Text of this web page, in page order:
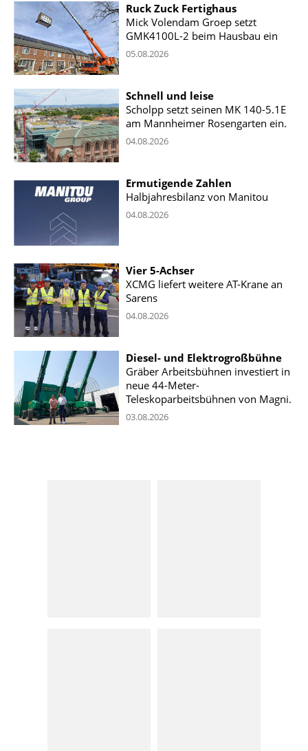
Ruck Zuck Fertighaus
Mick Volendam Groep setzt
GMK4100L-2 beim Hausbau ein
05.08.2026
Schnell und leise
Scholpp setzt seinen MK 140-5.1E
am Mannheimer Rosengarten ein.
04.08.2026
Ermutigende Zahlen
Halbjahresbilanz von Manitou
04.08.2026
Vier 5-Achser
XCMG liefert weitere AT-Krane an
Sarens
04.08.2026
Diesel- und Elektrogroßbühne
Gräber Arbeitsbühnen investiert in
neue 44-Meter-
Teleskoparbeitsbühnen von Magni.
03.08.2026